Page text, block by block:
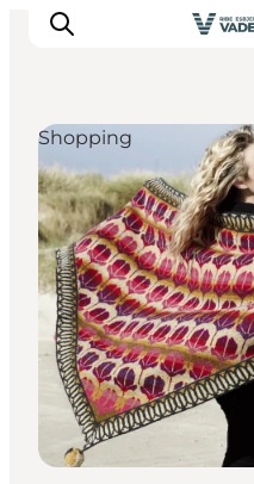
Oplev Ribe
Oplev Esbjerg
Oplev Fanø
Oplev Mandø
Oplev Vadehavet
Det Sker
Shopping